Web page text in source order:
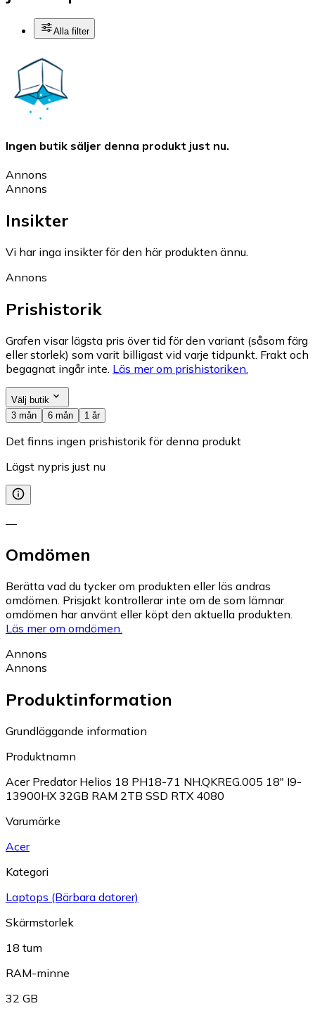
Alla filter
Ingen butik säljer denna produkt just nu.
Annons
Annons
Insikter
Vi har inga insikter för den här produkten ännu.
Annons
Prishistorik
Grafen visar lägsta pris över tid för den variant (såsom färg
eller storlek) som varit billigast vid varje tidpunkt. Frakt och
begagnat ingår inte. Läs mer om prishistoriken.
Välj butik
3 mån
6 mån 1 år
Det finns ingen prishistorik för denna produkt
Lägst nypris just nu
—
Omdömen
Berätta vad du tycker om produkten eller läs andras
omdömen. Prisjakt kontrollerar inte om de som lämnar
omdömen har använt eller köpt den aktuella produkten.
Läs mer om omdömen.
Annons
Annons
Produktinformation
Grundläggande information
Produktnamn
Acer Predator Helios 18 PH18-71 NH.QKREG.005 18" I9-
13900HX 32GB RAM 2TB SSD RTX 4080
Varumärke
Acer
Kategori
Laptops (Bärbara datorer)
Skärmstorlek
18 tum
RAM-minne
32 GB